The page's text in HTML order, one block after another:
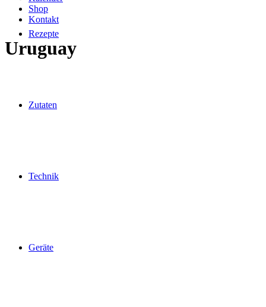
Rezepte
Zutaten
Technik
Geräte
Shop
Kontakt
Uruguay